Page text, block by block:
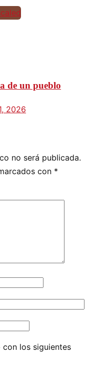
de un pueblo
2026
no será publicada.
con *
los siguientes